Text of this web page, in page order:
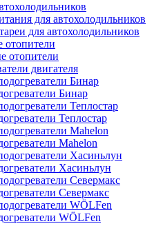
для автохолодильников
для автохолодильников
отопители
двигателя
Бинар
Теплостар
Mahelon
Хасиньлун
Севермакс
WÖLFen